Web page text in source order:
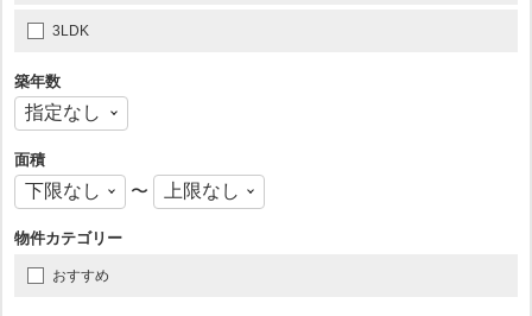
3LDK
築年数
面積
〜
物件カテゴリー
おすすめ